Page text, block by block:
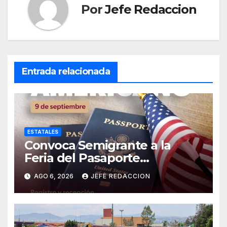
PorJefe Redaccion
Entrada relacionada
ESTATALES
Convoca Semigrante a la
Feria del Pasaporte
Estadounidense 2026
AGO 6, 2026 JEFE REDACCION